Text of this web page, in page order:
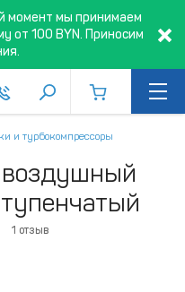
момент мы принимаем
от 100 BYN. Приносим
и турбокомпрессоры
воздушный
1 отзыв